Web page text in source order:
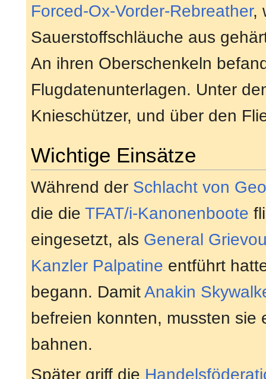
Forced-Ox-Vorder-Rebreather,
Sauerstoffschläuche aus
An ihren Oberschenkeln
Flugdatenunterlagen. Unter
Knieschützer, und über den
Wichtige Einsätze
Während der Schlacht von
die die TFAT/i-Kanonenboote
eingesetzt, als General
Kanzler Palpatine entführt
begann. DamitAnakin
befreien konnten, mussten sie
bahnen.
Später griff die